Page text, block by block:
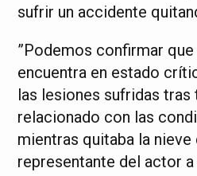
sufrir un accidente
”Podemos confirmar
encuentra en estado
las lesiones sufridas tras
relacionado con las
mientras quitaba la nieve
representante del actor